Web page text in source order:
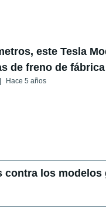
este Tesla
de freno de fábrica
Hace 5 años
contra los modelos